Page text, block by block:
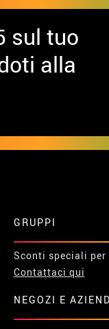
sul tuo
alla
GRUPPI
Sconti speciali per
Contattaci qui
NEGOZI E